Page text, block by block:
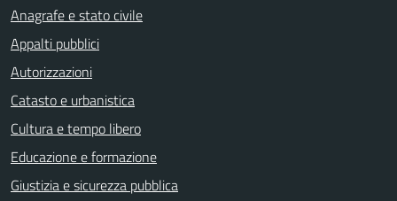
Anagrafe e stato civile
Appalti pubblici
Autorizzazioni
Catasto e urbanistica
Cultura e tempo libero
Educazione e formazione
Giustizia e sicurezza pubblica